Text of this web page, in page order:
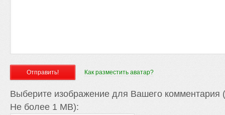
Как разместить аватар?
Выберите изображение для Вашего комментария
Не более 1 MB):